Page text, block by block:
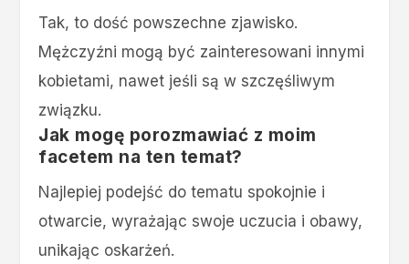
Tak, to dość powszechne zjawisko.
Mężczyźni mogą być zainteresowani innymi
kobietami, nawet jeśli są w szczęśliwym
związku.
Jak mogę porozmawiać z moim
facetem na ten temat?
Najlepiej podejść do tematu spokojnie i
otwarcie, wyrażając swoje uczucia i obawy,
unikając oskarżeń.